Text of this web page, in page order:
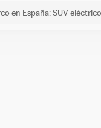
en España: SUV